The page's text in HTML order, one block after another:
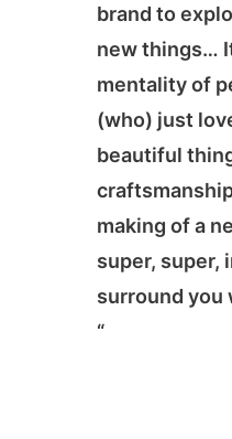
brand to
new things…
mentality of
(who) just
beautiful
making of a
super, super,
surround you
“